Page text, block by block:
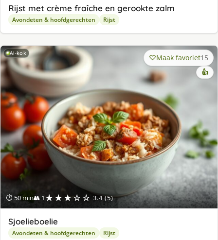
Rijst met crème fraîche en gerookte zalm
Avondeten & hoofdgerechten Rijst
AI-kok
⏱ 50 min👥 1★★★☆☆ 3.4 (5)
Maak favoriet15
👍
Sjoelieboelie
Avondeten & hoofdgerechten Rijst